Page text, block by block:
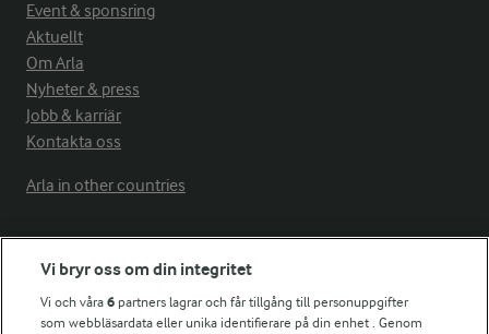
Event & sponsring
Aktuellt
Om Arla
Nyheter & press
Jobb & karriär
Kontakta oss
Arla in other countries
Fler Arlasajter
För ägare
Vi bryr oss om din integritet
Vi och våra6 partners lagrar och får tillgång till personuppgifter
som webbläsardata eller unika identifierare på din enhet . Genom